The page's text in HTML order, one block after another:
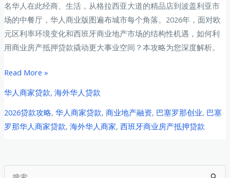
名华人在此经商、生活，从格拉西亚大道的精品店到波盖利亚市
场的中餐厅，华人商业版图遍布城市每个角落。2026年，面对欧
元区利率环境变化和西班牙商业地产市场的结构性机遇，如何利
用商业房产抵押贷款撬动更大事业空间？本攻略为您深度解析。
巴
罗
那
华
家
Read More »
华人商家贷款, 海外华人贷款
2026贷款攻略, 华人商家贷款, 商业地产融资, 巴塞罗那创业, 巴塞
罗那华人商家贷款, 海外华人商家, 西班牙商业房产抵押贷款